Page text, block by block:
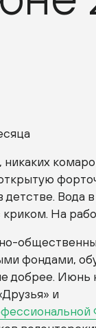
детстве. Вода
На
фондами,
добрее. Июнь
и